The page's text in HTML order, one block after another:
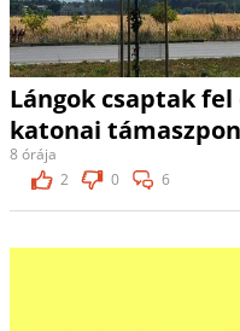
Lángok csaptak
katonai
8 órája
2
0 6